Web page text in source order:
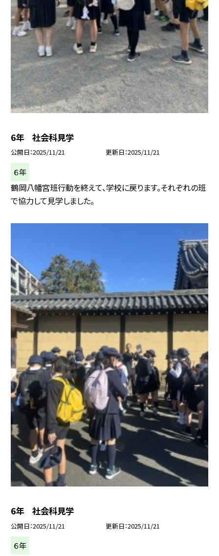
6年 社会科見学
公開日 2025/11/21 更新日 2025/11/21
６年
鶴岡八幡宮班行動を終えて、学校に戻ります。それぞれの班
で協力して見学しました。
6年 社会科見学
公開日 2025/11/21 更新日 2025/11/21
６年